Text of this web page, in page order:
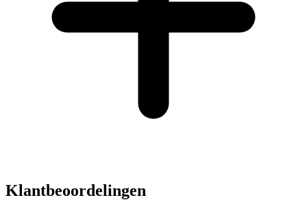
Klantbeoordelingen